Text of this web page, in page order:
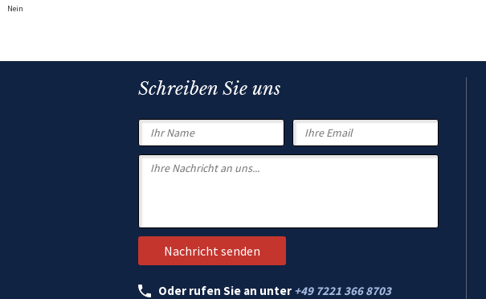
Nein
Schreiben Sie uns
Oder rufen Sie an unter +49 7221 366 8703